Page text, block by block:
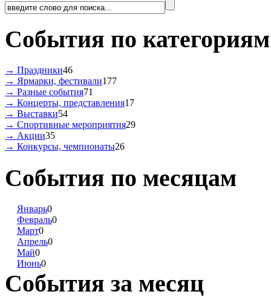
События по категориям
→ Праздники46
→ Ярмарки, фестивали177
→ Разные события71
→ Концерты, представления17
→ Выставки54
→ Спортивные мероприятия29
→ Акции35
→ Конкурсы, чемпионаты26
События по месяцам
Январь0
Февраль0
Март0
Апрель0
Май0
Июнь0
События за месяц